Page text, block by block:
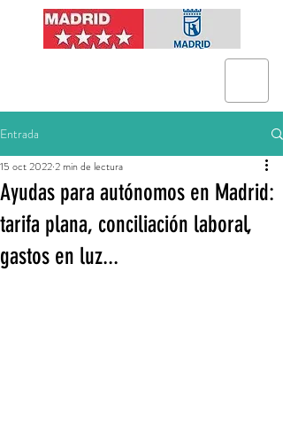
Entrada
Ayudas para autónomos en Madrid:
tarifa plana, conciliación laboral,
gastos en luz...
15 oct 20222 min de lectura